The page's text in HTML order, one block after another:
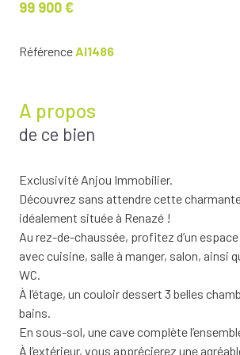
99 900 €
RéférenceAI1486
A propos
de ce bien
Exclusivité Anjou Immobilier.
Découvrez sans attendre cette
idéalement située à Renazé !
Au rez-de-chaussée, profitez d’un
avec cuisine, salle à manger, salon, ainsi
WC.
À l’étage, un couloir dessert 3 belles
bains.
En sous-sol, une cave complète
À l’extérieur, vous apprécierez une